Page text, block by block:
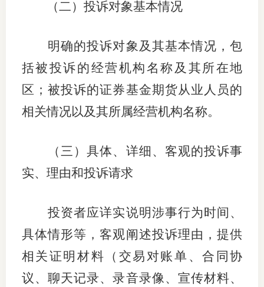
会员大
境内外
行业要
（二）投诉对象基本情况
明确的投诉对象及其基本情况，包
括被投诉的经营机构名称及其所在地
区；被投诉的证券基金期货从业人员的
相关情况以及其所属经营机构名称。
（三）具体、详细、客观的投诉事
实、理由和投诉请求
投资者应详实说明涉事行为时间、
具体情形等，客观阐述投诉理由，提供
相关证明材料（交易对账单、合同协
议、聊天记录、录音录像、宣传材料、